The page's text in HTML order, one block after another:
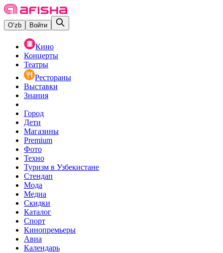
O‘zb Войти
Кино
Концерты
Театры
Рестораны
Выставки
Знания
Город
Дети
Магазины
Premium
Фото
Техно
Туризм в Узбекистане
Стендап
Мода
Медиа
Скидки
Каталог
Спорт
Кинопремьеры
Авиа
Календарь